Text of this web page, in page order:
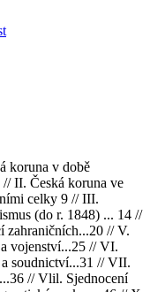
koruna v době
II. Česká koruna ve
celky 9 // III.
(do r. 1848) ... 14 //
zahraničních...20 // V.
vojenství...25 // VI.
soudnictví...31 // VII.
// Vlil. Sjednocení